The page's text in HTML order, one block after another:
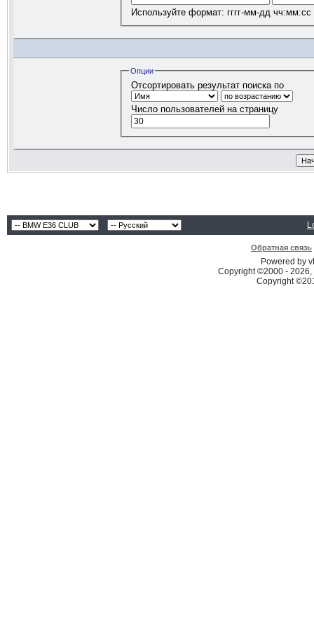
Используйте формат: гггг-мм-дд чч:мм:сс
Опции
Отсортировать результат поиска по
Число пользователей на страницу
Обратная связь
Powered by
Copyright ©2000 -
Copyright